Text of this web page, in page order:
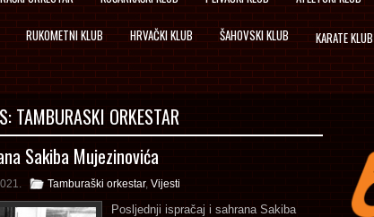
RUKOMETNI KLUB HRVAČKI KLUB ŠAHOVSKI KLUB KARATE KLUB
TAMBURASKI ORKESTAR
Sakiba Mujezinovića
Tamburaški orkestar, Vijesti
Posljednji ispračaj i sahrana Sakiba